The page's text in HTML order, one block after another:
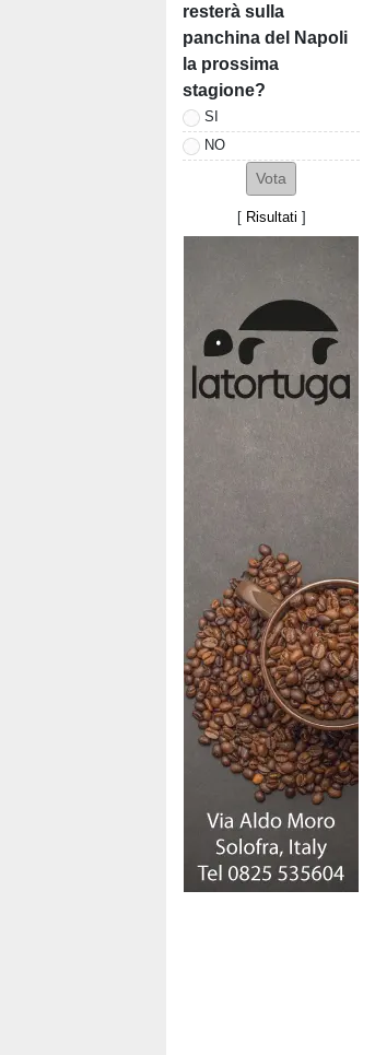
resterà sulla
panchina del Napoli
la prossima
stagione?
SI
NO
[ Risultati ]